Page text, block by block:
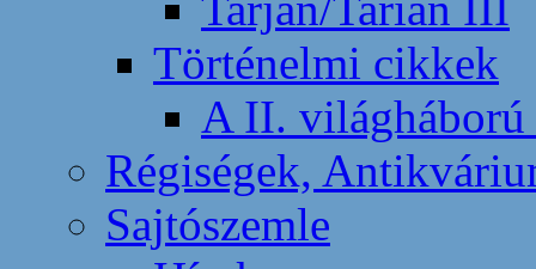
Történelmi cikkek
A II. világháború
Régiségek,
Sajtószemle